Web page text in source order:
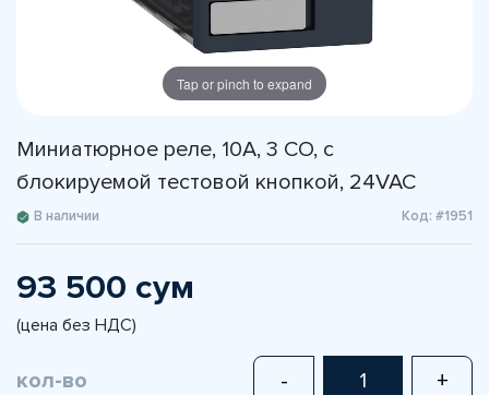
Tap or pinch to expand
Миниатюрное реле, 10А, 3 CO, с
блокируемой тестовой кнопкой, 24VAC
В наличии Код: #1951
93 500 сум
(цена без НДС)
кол-во - +